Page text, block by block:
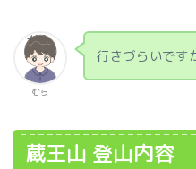
むら
行きづらいです
蔵王山 登山内容